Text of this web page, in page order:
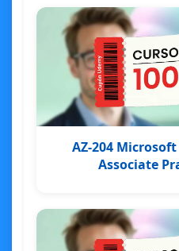
AZ-204
Associate